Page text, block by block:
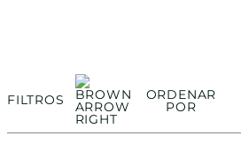
FILTROS ORDENAR
POR